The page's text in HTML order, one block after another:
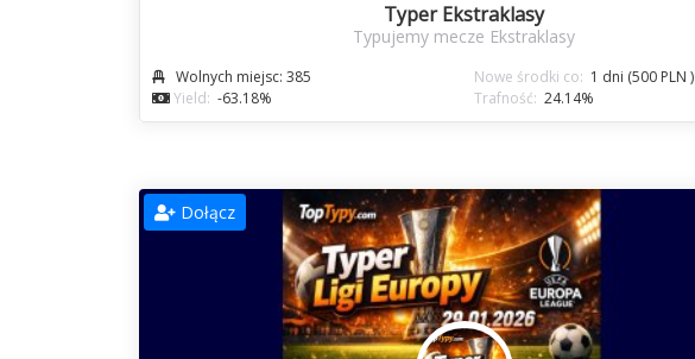
Typer Ekstraklasy
Typujemy mecze Ekstraklasy
Wolnych miejsc: 385 Nowe środki co: 1 dni (500 PLN )
Yield: -63.18% Trafność: 24.14%
Dołącz